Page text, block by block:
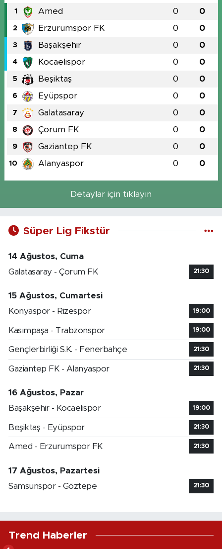
1 Amed 0 0
2 Erzurumspor FK 0 0
3 Başakşehir 0 0
4 Kocaelispor 0 0
5 Beşiktaş 0 0
6 Eyüpspor 0 0
7 Galatasaray 0 0
8 Çorum FK 0 0
9 Gaziantep FK 0 0
10 Alanyaspor 0 0
Detaylar için tıklayın
Süper Lig Fikstür
14 Ağustos, Cuma
Galatasaray - Çorum FK
21:30
15 Ağustos, Cumartesi
Konyaspor - Rizespor
19:00
Kasımpaşa - Trabzonspor 19:00
Gençlerbirliği S.K. - Fenerbahçe 21:30
Gaziantep FK - Alanyaspor 21:30
16 Ağustos, Pazar
Başakşehir - Kocaelispor
19:00
Beşiktaş - Eyüpspor 21:30
Amed - Erzurumspor FK 21:30
17 Ağustos, Pazartesi
Samsunspor - Göztepe
21:30
Trend Haberler